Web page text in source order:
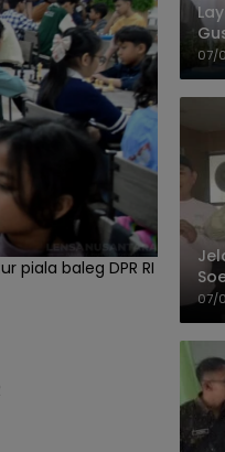
baleg DPR RI
07/
07/